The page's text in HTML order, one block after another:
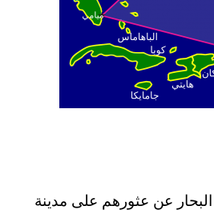
عن عثورهم على مدينة